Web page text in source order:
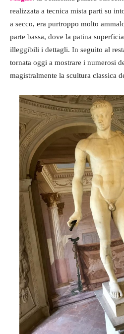
realizzata a tecnica mista parti su
a secco, era purtroppo molto
parte bassa, dove la patina
illeggibili i dettagli. In seguito al
tornata oggi a mostrare i numerosi
magistralmente la scultura classica